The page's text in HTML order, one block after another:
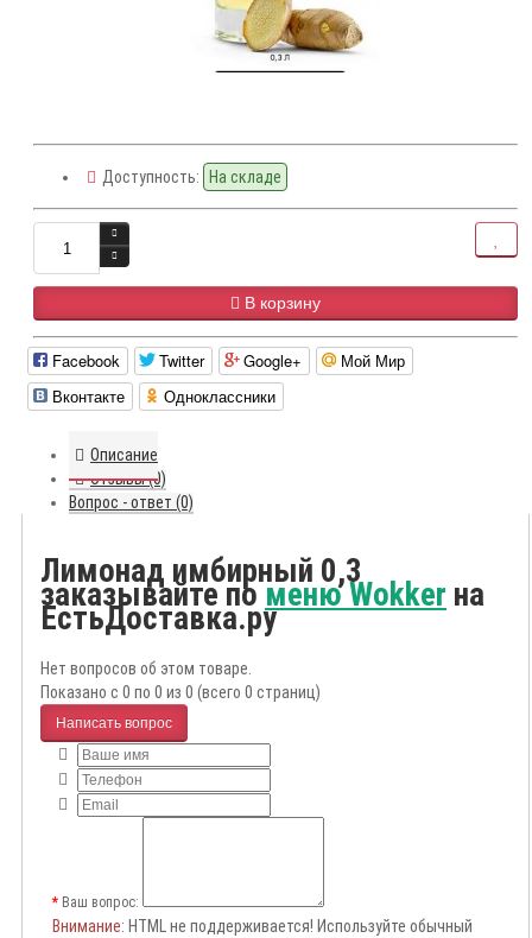
Доступность: На складе
В корзину
Facebook Twitter Google+
Мой Мир
Вконтакте
Одноклассники
Описание
Отзывы (0)
Вопрос - ответ (0)
Лимонад имбирный 0,3
заказывайте поменю Wokker на
ЕстьДоставка.ру
Нет вопросов об этом товаре.
Показано с 0 по 0 из 0 (всего 0 страниц)
Написать вопрос
Ваш вопрос:
Внимание: HTML не поддерживается! Используйте обычный